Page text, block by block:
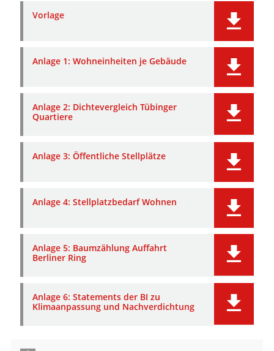
Vorlage
Anlage 1: Wohneinheiten je Gebäude
Anlage 2: Dichtevergleich Tübinger
Quartiere
Anlage 3: Öffentliche Stellplätze
Anlage 4: Stellplatzbedarf Wohnen
Anlage 5: Baumzählung Auffahrt
Berliner Ring
Anlage 6: Statements der BI zu
Klimaanpassung und Nachverdichtung